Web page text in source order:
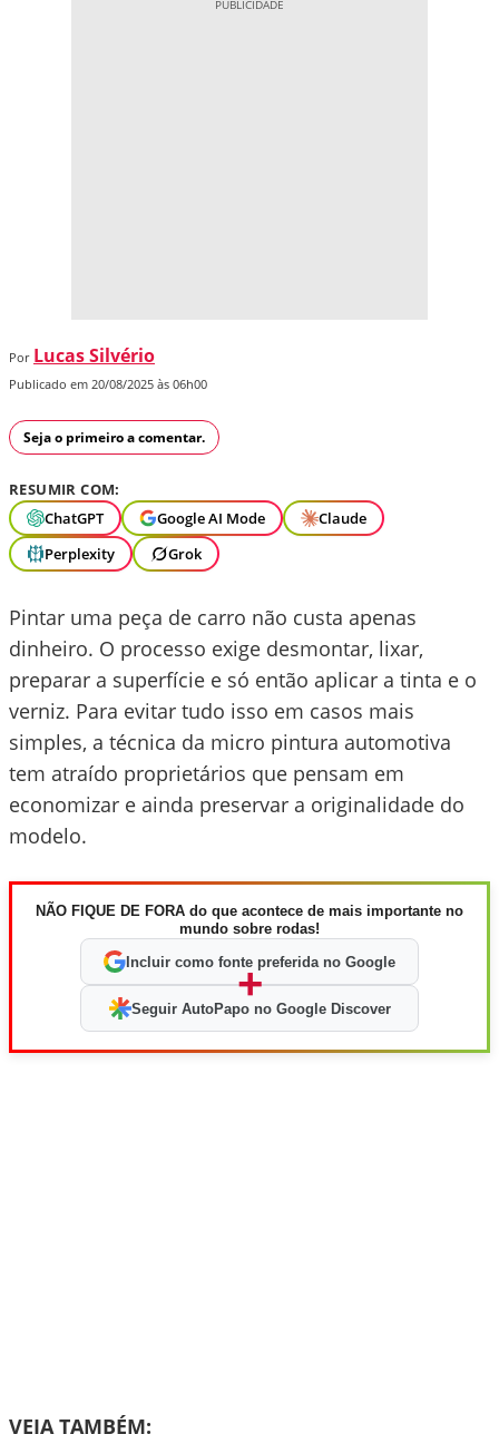
Por Lucas Silvério
Publicado em 20/08/2025 às 06h00
Seja o primeiro a comentar.
RESUMIR COM:
ChatGPT
Google AI Mode
Claude
Perplexity
Grok
Pintar uma peça de carro não custa apenas
dinheiro. O processo exige desmontar, lixar,
preparar a superfície e só então aplicar a tinta e o
verniz. Para evitar tudo isso em casos mais
simples, a técnica da micro pintura automotiva
tem atraído proprietários que pensam em
economizar e ainda preservar a originalidade do
modelo.
NÃO FIQUE DE FORA do que acontece de mais importante no
mundo sobre rodas!
Incluir como fonte preferida no Google
+
Seguir AutoPapo no Google Discover
VEJA TAMBÉM: